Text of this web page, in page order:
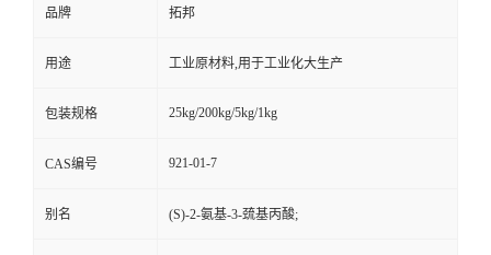
品牌 拓邦
用途 工业原材料,用于工业化大生产
包装规格 25kg/200kg/5kg/1kg
CAS编号 921-01-7
别名 (S)-2-氨基-3-巯基丙酸;